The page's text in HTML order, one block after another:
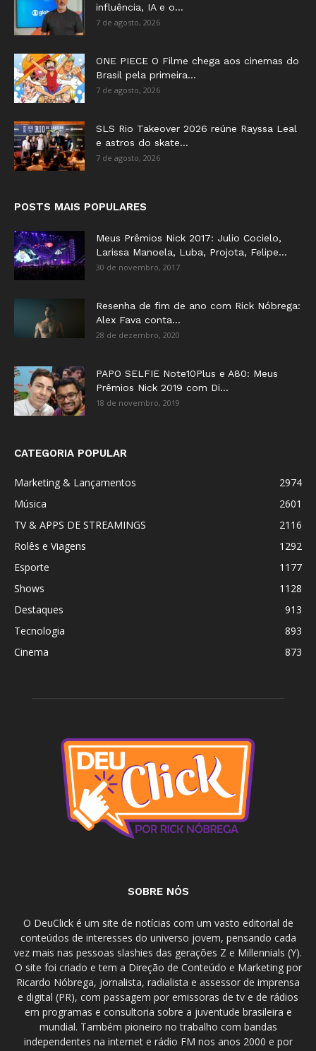
influência, IA e o...
7 de agosto, 2026
ONE PIECE O Filme chega aos cinemas do
Brasil pela primeira...
7 de agosto, 2026
SLS Rio Takeover 2026 reúne Rayssa Leal
e astros do skate...
7 de agosto, 2026
POSTS MAIS POPULARES
Meus Prêmios Nick 2017: Julio Cocielo,
Larissa Manoela, Luba, Projota, Felipe...
30 de novembro, 2017
Resenha de fim de ano com Rick Nóbrega:
Alex Fava conta...
28 de dezembro, 2020
PAPO SELFIE Note10Plus e A80: Meus
Prêmios Nick 2019 com Di...
18 de novembro, 2019
CATEGORIA POPULAR
Marketing & Lançamentos
2974
Música
2601
TV & APPS DE STREAMINGS
2116
Rolês e Viagens
1292
Esporte
1177
Shows
1128
Destaques
913
Tecnologia
893
Cinema
873
SOBRE NÓS
O DeuClick é um site de notícias com um vasto editorial de
conteúdos de interesses do universo jovem, pensando cada
vez mais nas pessoas slashies das gerações Z e Millennials (Y).
O site foi criado e tem a Direção de Conteúdo e Marketing por
Ricardo Nóbrega, jornalista, radialista e assessor de imprensa
e digital (PR), com passagem por emissoras de tv e de rádios
em programas e consultoria sobre a juventude brasileira e
mundial. Também pioneiro no trabalho com bandas
independentes na internet e rádio FM nos anos 2000 e por